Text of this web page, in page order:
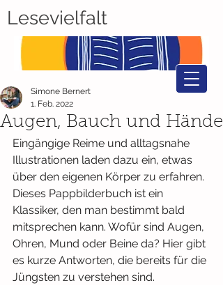
Lesevielfalt
Augen, Bauch und Hände
Simone Bernert
1. Feb. 2022
Eingängige Reime und alltagsnahe
Illustrationen laden dazu ein, etwas
über den eigenen Körper zu erfahren.
Dieses Pappbilderbuch ist ein
Klassiker, den man bestimmt bald
mitsprechen kann. Wofür sind Augen,
Ohren, Mund oder Beine da? Hier gibt
es kurze Antworten, die bereits für die
Jüngsten zu verstehen sind.